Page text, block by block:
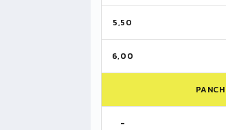
5,50
6,00
-